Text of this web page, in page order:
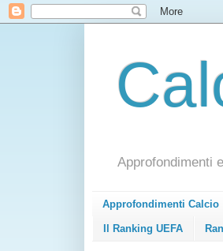
Approfondimenti
Approfondimenti Calcio
Il Ranking UEFA